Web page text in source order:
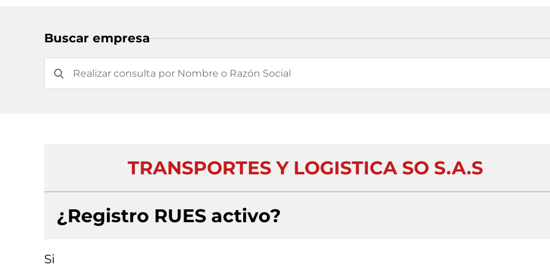
Buscar empresa
TRANSPORTES Y LOGISTICA SO S.A.S
¿Registro RUES activo?
Si